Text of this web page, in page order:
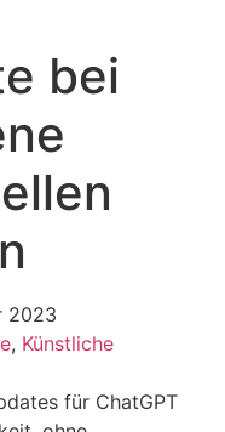
bei
2023
, Künstliche
für ChatGPT